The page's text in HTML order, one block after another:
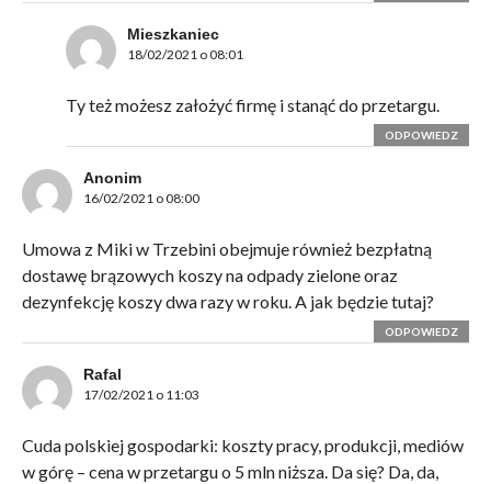
Mieszkaniec
18/02/2021 o 08:01
Ty też możesz założyć firmę i stanąć do przetargu.
ODPOWIEDZ
Anonim
16/02/2021 o 08:00
Umowa z Miki w Trzebini obejmuje również bezpłatną
dostawę brązowych koszy na odpady zielone oraz
dezynfekcję koszy dwa razy w roku. A jak będzie tutaj?
ODPOWIEDZ
Rafal
17/02/2021 o 11:03
Cuda polskiej gospodarki: koszty pracy, produkcji, mediów
w górę – cena w przetargu o 5 mln niższa. Da się? Da, da,